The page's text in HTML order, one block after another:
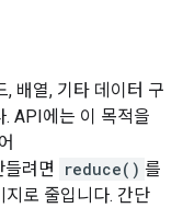
, 배열, 기타 데이터 구
API에는 이 목적을
려면 reduce() 를
로 줄입니다. 간단